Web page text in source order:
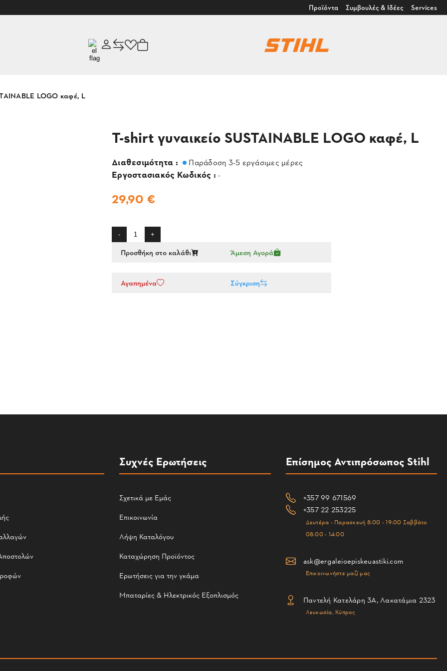
Προϊόντα Συμβουλές & Ιδέες Services
LOGO καφέ, L
T-shirt γυναικείο SUSTAINABLE LOGO καφέ, L
Διαθεσιμότητα : Παράδοση 3-5 εργάσιμες μέρες
Εργοστασιακός Κωδικός : -
29,90 €
- +
Προσθήκη στο καλάθι Άμεση Αγορά
Αγαπημένα Σύγκριση
Συχνές Ερωτήσεις
Σχετικά με Εμάς
Επικοινωνία
Λήψη Καταλόγου
Καταχώρηση Προϊόντος
Ερωτήσεις για την γκάμα
Μπαταρίες & Ηλεκτρικός Εξοπλισμός
Επίσημος Αντιπρόσωπος Stihl
+357 99 671569
+357 22 253225
Δευτέρα - Παρασκευή 8:00 - 19:00 Σαββάτο
08:00 - 14:00
ask@ergaleioepiskeuastiki.com
Επικοινωνήστε μαζί μας
Παντελή Κατελάρη 3Α, Λακατάμια 2323
Λευκωσία, Κύπρος